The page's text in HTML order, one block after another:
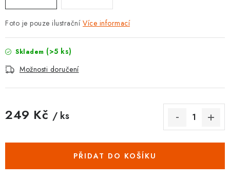
VRÁCENÍ ZBOŽÍ A REKLAMACE
Jak nakupovat
Obchodní podmínky
Ochrana osobních údajů
Doprava a platba
Vrácení zboží a reklamace
Foto je pouze ilustrační Více informací
Skladem (>5 ks)
Možnosti doručení
249 Kč / ks
PŘIDAT DO KOŠÍKU